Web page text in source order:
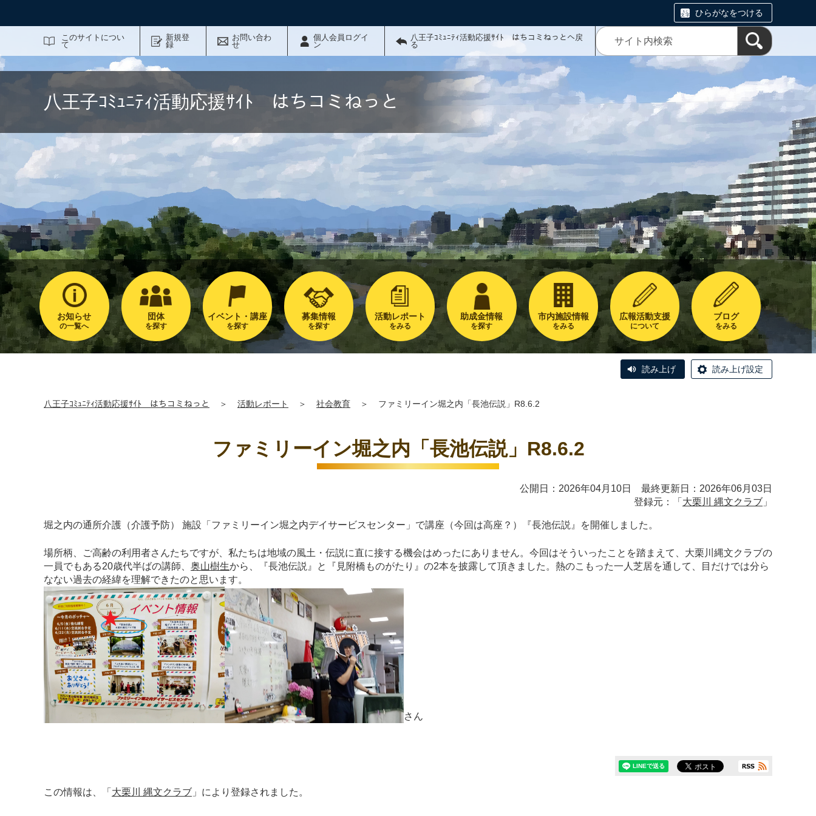
ひらがなをつける
このサイトについ
て
新規登
録
お問い合わ
せ
個人会員ログイ
ン
八王子ｺﾐｭﾆﾃｨ活動応援ｻｲﾄ はちコミねっとへ戻
る
八王子ｺﾐｭﾆﾃｨ活動応援ｻｲﾄ はちコミねっと
お知らせ
の一覧へ
団体
を探す
イベント・講座
を探す
募集情報
を探す
活動レポート
をみる
助成金情報
を探す
市内施設情報
をみる
広報活動支援
について
ブログ
をみる
読み上げ 読み上げ設定
八王子ｺﾐｭﾆﾃｨ活動応援ｻｲﾄ はちコミねっと ＞ 活動レポート ＞ 社会教育 ＞ ファミリーイン堀之内「長池伝説」R8.6.2
ファミリーイン堀之内「長池伝説」R8.6.2
公開日：2026年04月10日 最終更新日：2026年06月03日
登録元：「 大栗川 縄文クラブ 」
堀之内の通所介護（介護予防） 施設「ファミリーイン堀之内デイサービスセンター」で講座（今回は高座？）『長池伝説』を開催しました。
場所柄、ご高齢の利用者さんたちですが、私たちは地域の風土・伝説に直に接する機会はめったにありません。今回はそういったことを踏まえて、大栗川縄文クラブの
一員でもある20歳代半ばの講師、 奥山樹生から、『長池伝説』と『見附橋ものがたり』の2本を披露して頂きました。熱のこもった一人芝居を通して、目だけでは分ら
なない過去の経緯を理解できたのと思います。
さん
この情報は、「 大栗川 縄文クラブ 」により登録されました。